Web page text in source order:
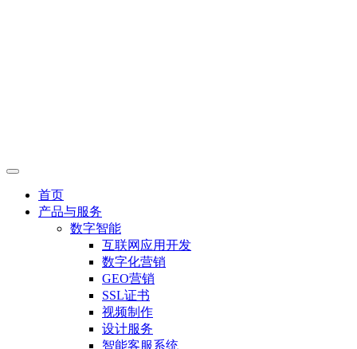
首页
产品与服务
数字智能
互联网应用开发
数字化营销
GEO营销
SSL证书
视频制作
设计服务
智能客服系统